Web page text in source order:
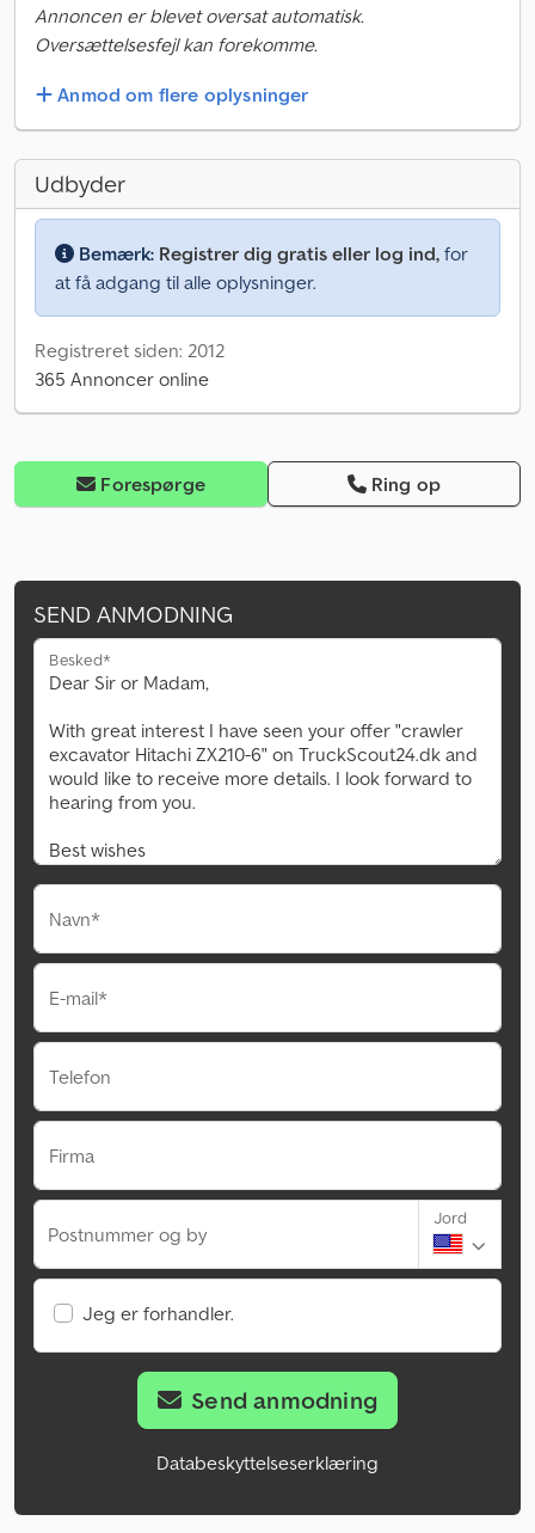
Annoncen er blevet oversat automatisk.
Oversættelsesfejl kan forekomme.
Anmod om flere oplysninger
Udbyder
Bemærk: Registrer dig gratis eller log ind, for
at få adgang til alle oplysninger.
Registreret siden: 2012
365 Annoncer online
Forespørge Ring op
SEND ANMODNING
Besked*
Navn*
E-mail*
Telefon
Firma
Postnummer og by
Jord
Jeg er forhandler.
Send anmodning
Databeskyttelseserklæring